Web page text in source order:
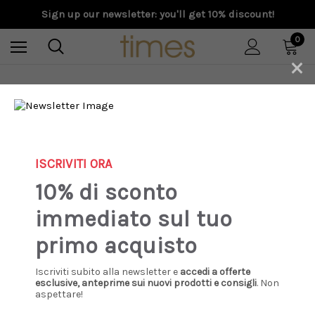
Sign up our newsletter: you'll get 10% discount!
0
Home Special Prices
Donna
UGG - Sabot tasman II quercia - rocky oak - RYK
×
ISCRIVITI ORA
10% di sconto
immediato sul tuo
primo acquisto
Iscriviti subito alla newsletter e accedi a offerte
esclusive, anteprime sui nuovi prodotti e consigli. Non
aspettare!